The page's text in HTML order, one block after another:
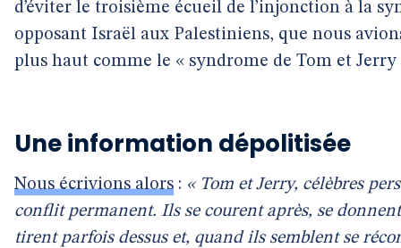
d’éviter le troisième écueil de l’injonction à la
opposant Israël aux Palestiniens, que nous
plus haut comme le « syndrome de Tom et Jerry
Une information dépolitisée
Nous écrivions alors : « Tom et Jerry, célèbres
conflit permanent. Ils se courent après, se
tirent parfois dessus et, quand ils semblent se